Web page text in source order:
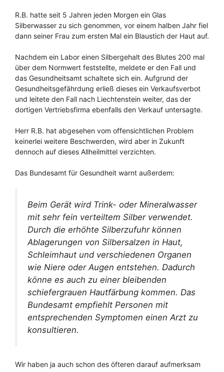
R.B. hatte seit 5 Jahren jeden Morgen ein Glas
Silberwasser zu sich genommen, vor einem halben Jahr fiel
dann seiner Frau zum ersten Mal ein Blaustich der Haut auf.
Nachdem ein Labor einen Silbergehalt des Blutes 200 mal
über dem Normwert feststellte, meldete er den Fall und
das Gesundheitsamt schaltete sich ein. Aufgrund der
Gesundheitsgefährdung erließ dieses ein Verkaufsverbot
und leitete den Fall nach Liechtenstein weiter, das der
dortigen Vertriebsfirma ebenfalls den Verkauf untersagte.
Herr R.B. hat abgesehen vom offensichtlichen Problem
keinerlei weitere Beschwerden, wird aber in Zukunft
dennoch auf dieses Allheilmittel verzichten.
Das Bundesamt für Gesundheit warnt außerdem:
Beim Gerät wird Trink- oder Mineralwasser
mit sehr fein verteiltem Silber verwendet.
Durch die erhöhte Silberzufuhr können
Ablagerungen von Silbersalzen in Haut,
Schleimhaut und verschiedenen Organen
wie Niere oder Augen entstehen. Dadurch
könne es auch zu einer bleibenden
schiefergrauen Hautfärbung kommen. Das
Bundesamt empfiehlt Personen mit
entsprechenden Symptomen einen Arzt zu
konsultieren.
Wir haben ja auch schon des öfteren darauf aufmerksam